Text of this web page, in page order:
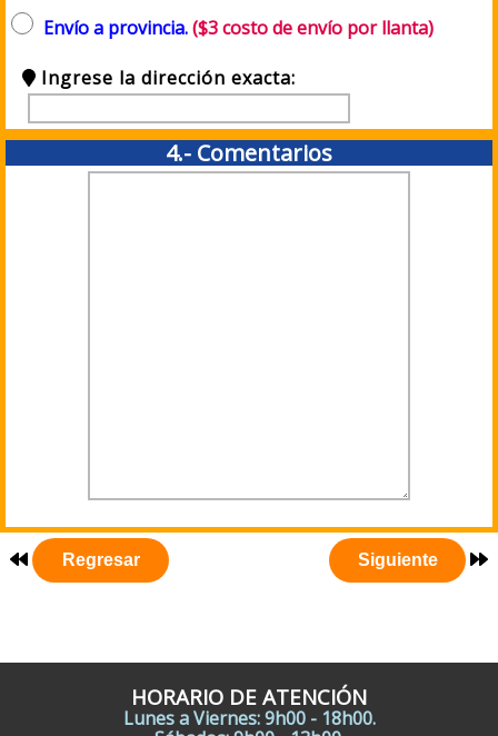
Envío a provincia.($3 costo de envío por llanta)
Ingrese la dirección exacta:
4.- Comentarios
HORARIO DE ATENCIÓN
Lunes a Viernes: 9h00 - 18h00.